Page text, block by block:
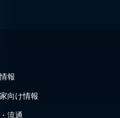
報
向け情報
流通